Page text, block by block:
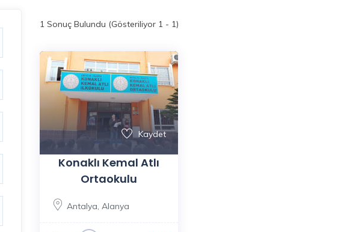
1 Sonuç Bulundu (Gösteriliyor 1 - 1)
Kaydet
Konaklı Kemal Atlı
Ortaokulu
Antalya, Alanya